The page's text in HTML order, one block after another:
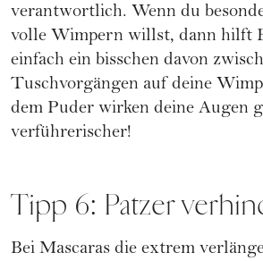
verantwortlich. Wenn du
volle Wimpern willst, dann hilft
einfach ein bisschen davon
Tuschvorgängen auf deine
dem Puder wirken deine Augen
verführerischer!
Tipp 6: Patzer
Bei Mascaras die extrem